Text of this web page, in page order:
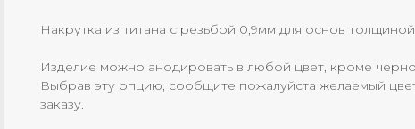
Накрутка из титана с резьбой 0,9мм для основ толщиной
Изделие можно анодировать в любой цвет, кроме
Выбрав эту опцию, сообщите пожалуйста желаемый
заказу.